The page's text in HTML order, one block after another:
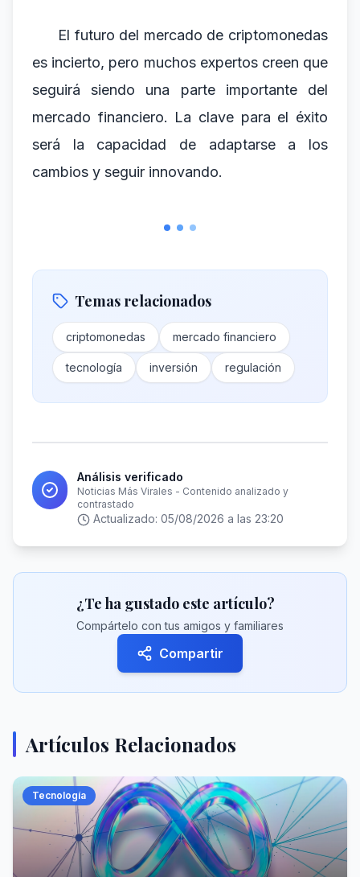
El futuro del mercado de criptomonedas
es incierto, pero muchos expertos creen que
seguirá siendo una parte importante del
mercado financiero. La clave para el éxito
será la capacidad de adaptarse a los
cambios y seguir innovando.
Temas relacionados
criptomonedas mercado financiero
tecnología inversión regulación
Análisis verificado
Noticias Más Virales - Contenido analizado y
contrastado
Actualizado: 05/08/2026 a las 23:20
¿Te ha gustado este artículo?
Compártelo con tus amigos y familiares
Compartir
Artículos Relacionados
Tecnología